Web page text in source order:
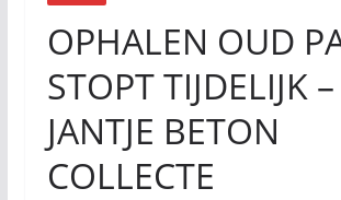
OPHALEN OUD
STOPT TIJDELIJK –
JANTJE BETON
COLLECTE